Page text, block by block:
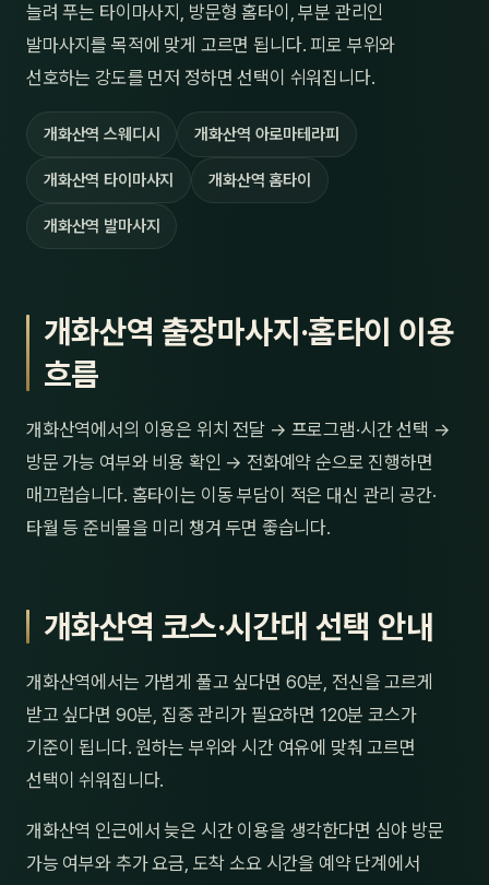
늘려 푸는 타이마사지, 방문형 홈타이, 부분 관리인
발마사지를 목적에 맞게 고르면 됩니다. 피로 부위와
선호하는 강도를 먼저 정하면 선택이 쉬워집니다.
개화산역 스웨디시 개화산역 아로마테라피
개화산역 타이마사지 개화산역 홈타이
개화산역 발마사지
개화산역 출장마사지·홈타이 이용
흐름
개화산역에서의 이용은 위치 전달 → 프로그램·시간 선택 →
방문 가능 여부와 비용 확인 → 전화예약 순으로 진행하면
매끄럽습니다. 홈타이는 이동 부담이 적은 대신 관리 공간·
타월 등 준비물을 미리 챙겨 두면 좋습니다.
개화산역 코스·시간대 선택 안내
개화산역에서는 가볍게 풀고 싶다면 60분, 전신을 고르게
받고 싶다면 90분, 집중 관리가 필요하면 120분 코스가
기준이 됩니다. 원하는 부위와 시간 여유에 맞춰 고르면
선택이 쉬워집니다.
개화산역 인근에서 늦은 시간 이용을 생각한다면 심야 방문
가능 여부와 추가 요금, 도착 소요 시간을 예약 단계에서